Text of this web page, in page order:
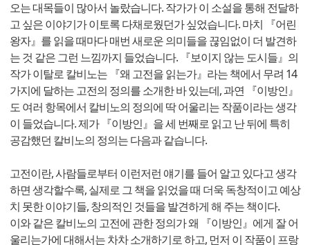
오는 대목들이 많아서 놀랐습니다. 작가가 이 소설을 통해 전달하
고 싶은 이야기가 이토록 다채로웠던가 싶었습니다. 마치 『어린
왕자』를 읽을 때마다 매번 새로운 의미들을 끊임없이 더 발견하
는 것 같은 그런 느낌까지 들었습니다. 『보이지 않는 도시들』의
작가 이탈로 칼비노는 『왜 고전을 읽는가』라는 책에서 무려 14
가지에 달하는 고전의 정의를 소개한 바 있는데, 과연 『이방인』
도 여러 항목에서 칼비노의 정의에 딱 어울리는 작품이라는 생각
이 들었습니다. 제가 『이방인』을 세 번째로 읽고 난 뒤에 특히
공감했던 칼비노의 정의는 다음과 같습니다.
고전이란, 사람들로부터 이런저런 얘기를 들어 알고 있다고 생각
하면 생각할수록, 실제로 그 책을 읽었을 때 더욱 독창적이고 예상
치 못한 이야기들, 창의적인 것들을 발견하게 해 주는 책이다.
이와 같은 칼비노의 고전에 관한 정의가 왜 『이방인』에게 잘 어
울리는가에 대해서는 차차 소개하기로 하고, 먼저 이 작품이 프랑